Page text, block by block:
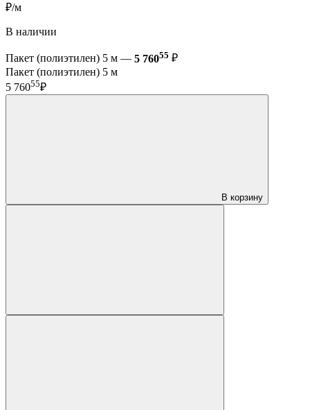
₽/м
В наличии
Пакет (полиэтилен) 5 м — 5 76055 ₽
Пакет (полиэтилен) 5 м
5 76055₽
В корзину